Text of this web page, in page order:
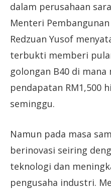
dalam perusahaan
Menteri
Redzuan Yusof
terbukti memberi
golongan B40 di
pendapatan RM1,500
seminggu.
Namun pada masa
berinovasi seiring
teknologi dan
pengusaha industri.